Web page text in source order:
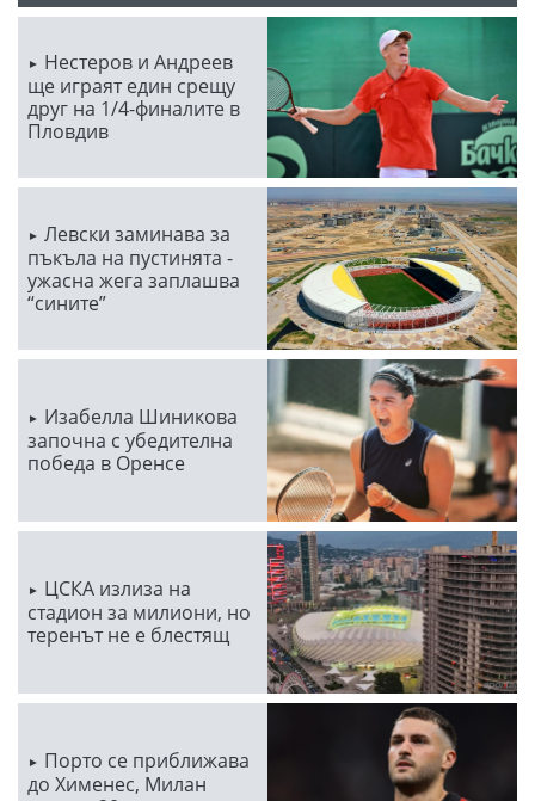
Нестеров и Андреев
ще играят един срещу
друг на 1/4-финалите в
Пловдив
Левски заминава за
пъкъла на пустинята -
ужасна жега заплашва
“сините”
Изабелла Шиникова
започна с убедителна
победа в Оренсе
ЦСКА излиза на
стадион за милиони, но
теренът не е блестящ
Порто се приближава
до Хименес, Милан